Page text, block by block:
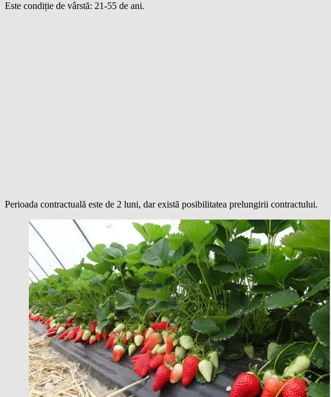
Este condiție de vârstă: 21-55 de ani.
Perioada contractuală este de 2 luni, dar există posibilitatea prelungirii contractului.